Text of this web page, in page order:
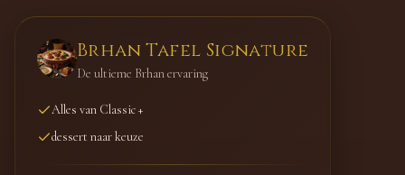
Brhan Tafel Signature
De ultieme Brhan ervaring
Alles van Classic +
dessert naar keuze